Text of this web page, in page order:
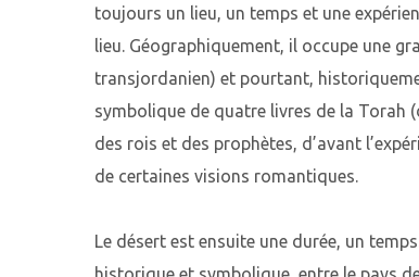
toujours un lieu, un temps et une
lieu. Géographiquement, il occupe une
transjordanien) et pourtant,
symbolique de quatre livres de la Torah
des rois et des prophètes, d’avant
de certaines visions romantiques.
Le désert est ensuite une durée, un